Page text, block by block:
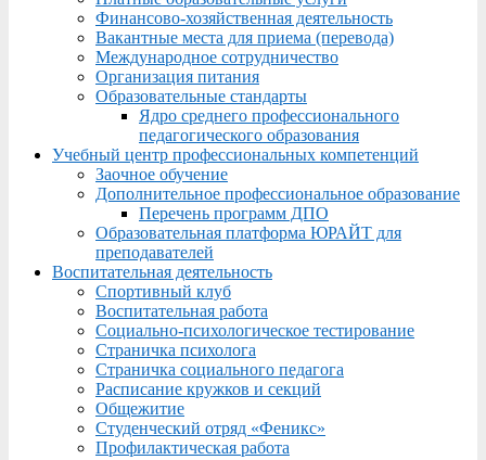
Финансово-хозяйственная деятельность
Вакантные места для приема (перевода)
Международное сотрудничество
Организация питания
Образовательные стандарты
Ядро среднего профессионального
педагогического образования
Учебный центр профессиональных компетенций
Заочное обучение
Дополнительное профессиональное образование
Перечень программ ДПО
Образовательная платформа ЮРАЙТ для
преподавателей
Воспитательная деятельность
Спортивный клуб
Воспитательная работа
Социально-психологическое тестирование
Страничка психолога
Страничка социального педагога
Расписание кружков и секций
Общежитие
Студенческий отряд «Феникс»
Профилактическая работа